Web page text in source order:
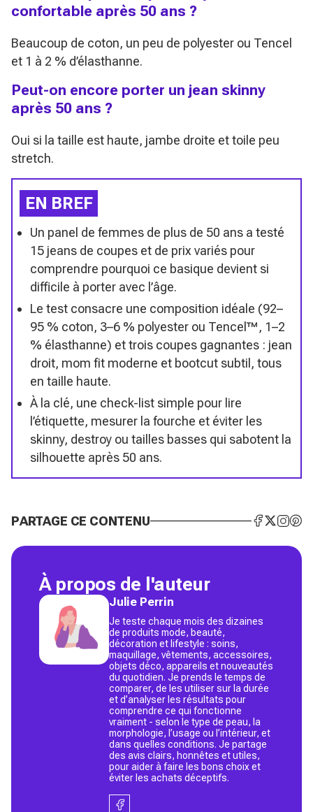
confortable après 50 ans ?
Beaucoup de coton, un peu de polyester ou Tencel
et 1 à 2 % d’élasthanne.
Peut-on encore porter un jean skinny
après 50 ans ?
Oui si la taille est haute, jambe droite et toile peu
stretch.
EN BREF
Un panel de femmes de plus de 50 ans a testé
15 jeans de coupes et de prix variés pour
comprendre pourquoi ce basique devient si
difficile à porter avec l’âge.
Le test consacre une composition idéale (92–
95 % coton, 3–6 % polyester ou Tencel™, 1–2
% élasthanne) et trois coupes gagnantes : jean
droit, mom fit moderne et bootcut subtil, tous
en taille haute.
À la clé, une check-list simple pour lire
l’étiquette, mesurer la fourche et éviter les
skinny, destroy ou tailles basses qui sabotent la
silhouette après 50 ans.
PARTAGE CE CONTENU
À propos de l'auteur
Julie Perrin
Je teste chaque mois des dizaines
de produits mode, beauté,
décoration et lifestyle : soins,
maquillage, vêtements, accessoires,
objets déco, appareils et nouveautés
du quotidien. Je prends le temps de
comparer, de les utiliser sur la durée
et d’analyser les résultats pour
comprendre ce qui fonctionne
vraiment - selon le type de peau, la
morphologie, l’usage ou l’intérieur, et
dans quelles conditions. Je partage
des avis clairs, honnêtes et utiles,
pour aider à faire les bons choix et
éviter les achats déceptifs.